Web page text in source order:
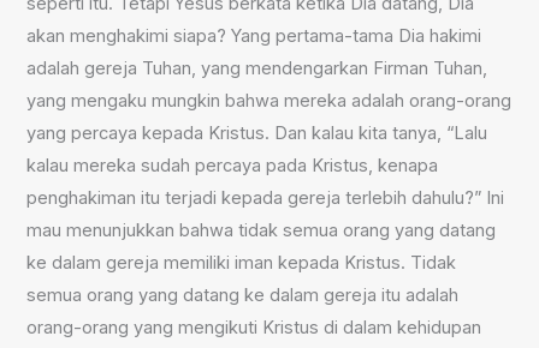
akan menghakimi siapa? Yang pertama-tama Dia hakimi
adalah gereja Tuhan, yang mendengarkan Firman Tuhan,
yang mengaku mungkin bahwa mereka adalah orang-orang
yang percaya kepada Kristus. Dan kalau kita tanya, “Lalu
kalau mereka sudah percaya pada Kristus, kenapa
penghakiman itu terjadi kepada gereja terlebih dahulu?” Ini
mau menunjukkan bahwa tidak semua orang yang datang
ke dalam gereja memiliki iman kepada Kristus. Tidak
semua orang yang datang ke dalam gereja itu adalah
orang-orang yang mengikuti Kristus di dalam kehidupan